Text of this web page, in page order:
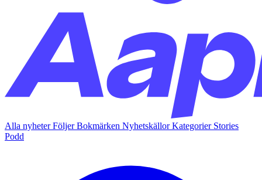
Alla nyheterFöljerBokmärken NyhetskällorKategorier Stories
Podd